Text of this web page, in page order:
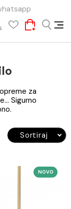
whatsapp
opreme za
Sigurno